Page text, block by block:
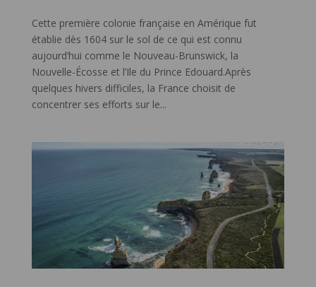
Cette première colonie française en Amérique fut
établie dès 1604 sur le sol de ce qui est connu
aujourd’hui comme le Nouveau-Brunswick, la
Nouvelle-Écosse et l’Ile du Prince Edouard.Après
quelques hivers difficiles, la France choisit de
concentrer ses efforts sur le...